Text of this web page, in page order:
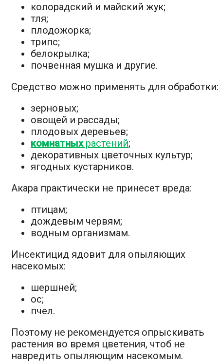
колорадский и майский жук;
тля;
плодожорка;
трипс;
белокрылка;
почвенная мушка и другие.
Средство можно применять для обработки:
зерновых;
овощей и рассады;
плодовых деревьев;
комнатныхрастений;
декоративных цветочных культур;
ягодных кустарников.
Акара практически не принесет вреда:
птицам;
дождевым червям;
водным организмам.
Инсектицид ядовит для опыляющих
насекомых:
шершней;
ос;
пчел.
Поэтому не рекомендуется опрыскивать
растения во время цветения, чтоб не
навредить опыляющим насекомым.